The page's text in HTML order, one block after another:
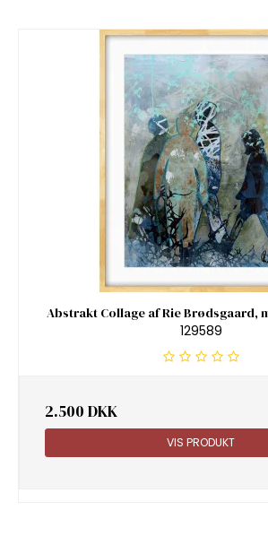
Abstrakt Collage af Rie Brødsgaard,
129589
2.500 DKK
VIS PRODUKT